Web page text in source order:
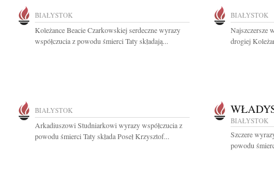
BIAŁYSTOK
Koleżance Beacie Czarkowskiej serdeczne wyrazy
współczucia z powodu śmierci Taty składają...
BIAŁYSTOK
Najszczersze
drogiej
BIAŁYSTOK
Arkadiuszowi Studniarkowi wyrazy współczucia z
powodu śmierci Taty składa Poseł Krzysztof...
BIAŁYSTOK
Szczere
powodu